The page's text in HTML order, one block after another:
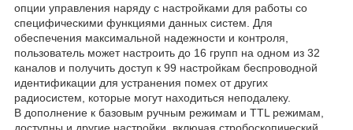
опции управления наряду с настройками для работы со
специфическими функциями данных систем. Для
обеспечения максимальной надежности и контроля,
пользователь может настроить до 16 групп на одном из 32
каналов и получить доступ к 99 настройкам беспроводной
идентификации для устранения помех от других
радиосистем, которые могут находиться неподалеку.
В дополнение к базовым ручным режимам и TTL режимам,
доступны и другие настройки, включая стробоскопический